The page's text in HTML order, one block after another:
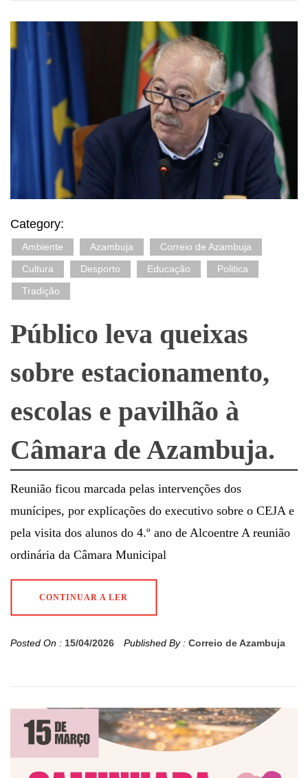
Category:
Ambiente Azambuja
Correio de Azambuja
Cultura
Desporto Educação
Politica
Tradição
Público leva queixas
sobre estacionamento,
escolas e pavilhão à
Câmara de Azambuja.
Reunião ficou marcada pelas intervenções dos
munícipes, por explicações do executivo sobre o CEJA e
pela visita dos alunos do 4.º ano de Alcoentre A reunião
ordinária da Câmara Municipal
CONTINUAR A LER
Posted On : 15/04/2026 Published By : Correio de Azambuja